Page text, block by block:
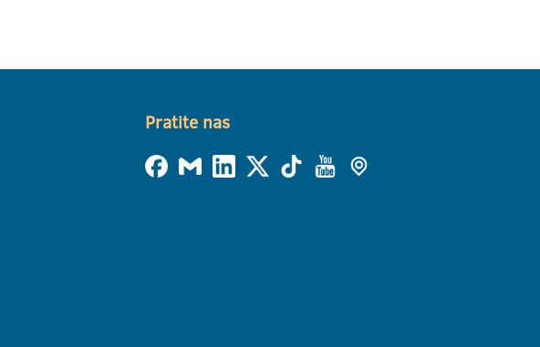
Pratite nas